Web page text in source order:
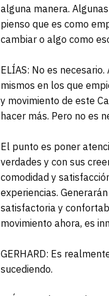
alguna manera.
pienso que es como
cambiar o algo como
ELÍAS: No es
mismos en los que
y movimiento de este
hacer más. Pero no es
El punto es poner
verdades y con sus
comodidad y
experiencias.
satisfactoria y
movimiento ahora, es
GERHARD: Es
sucediendo.